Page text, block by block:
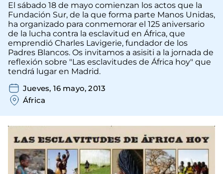
El sábado 18 de mayo comienzan los actos que la
Fundación Sur, de la que forma parte Manos Unidas,
ha organizado para conmemorar el 125 aniversario
de la lucha contra la esclavitud en África, que
emprendió Charles Lavigerie, fundador de los
Padres Blancos. Os invitamos a asisiti a la jornada de
reflexión sobre "Las esclavitudes de África hoy" que
tendrá lugar en Madrid.
Jueves, 16 mayo, 2013
África